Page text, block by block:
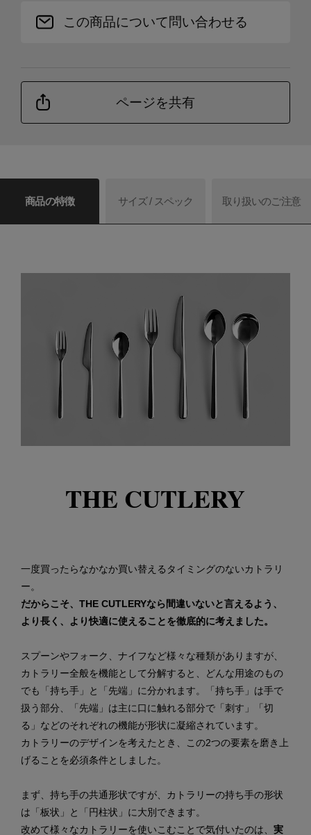
この商品について問い合わせる
ページを共有
商品の特徴 サイズ / スペック 取り扱いのご注意
THE CUTLERY
一度買ったらなかなか買い替えるタイミングのないカトラリ
ー。
だからこそ、THE CUTLERYなら間違いないと言えるよう、
より長く、より快適に使えることを徹底的に考えました。
スプーンやフォーク、ナイフなど様々な種類がありますが、
カトラリー全般を機能として分解すると、どんな用途のもの
でも「持ち手」と「先端」に分かれます。「持ち手」は手で
扱う部分、「先端」は主に口に触れる部分で「刺す」「切
る」などのそれぞれの機能が形状に凝縮されています。
カトラリーのデザインを考えたとき、この2つの要素を磨き上
げることを必須条件としました。
まず、持ち手の共通形状ですが、カトラリーの持ち手の形状
は「板状」と「円柱状」に大別できます。
改めて様々なカトラリーを使いこむことで気付いたのは、 実